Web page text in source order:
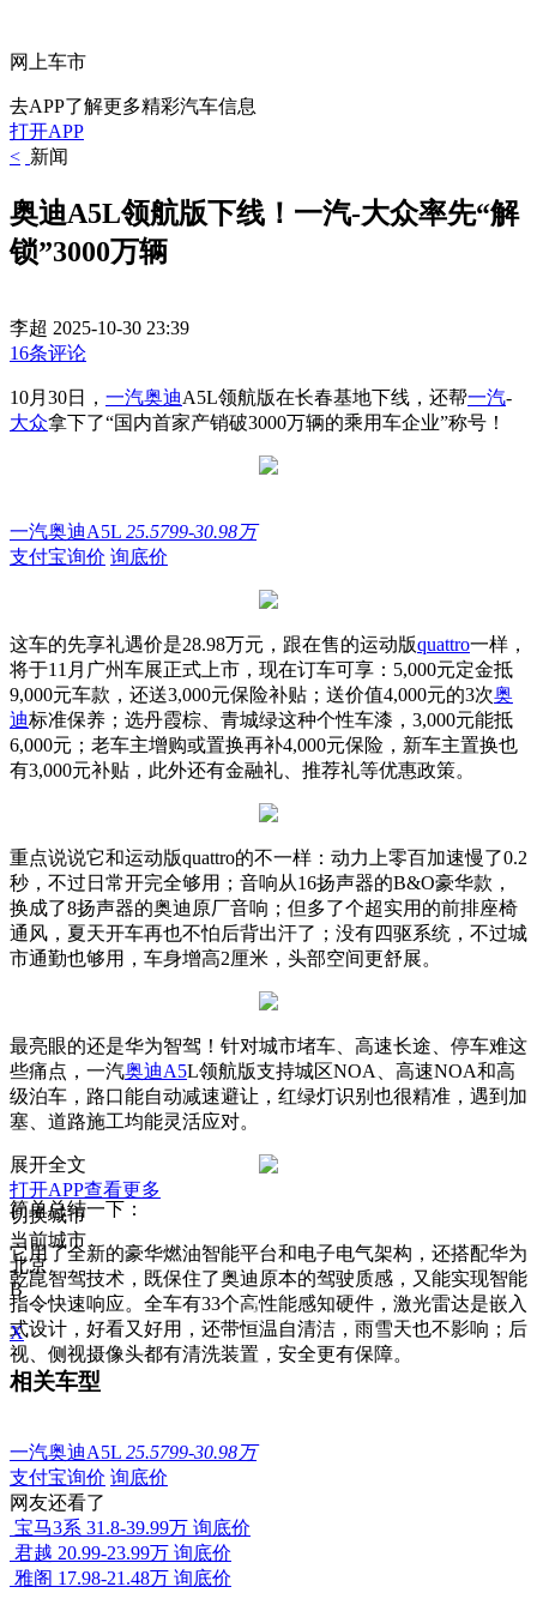
网上车市
去APP了解更多精彩汽车信息
打开APP
< 新闻
奥迪A5L领航版下线！一汽-大众率先“解
锁”3000万辆
李超 2025-10-30 23:39
16条评论
10月30日， 一汽奥迪A5L领航版在长春基地下线，还帮一汽-
大众拿下了“国内首家产销破3000万辆的乘用车企业”称号！
一汽奥迪A5L 25.5799-30.98万
支付宝询价 询底价
这车的先享礼遇价是28.98万元，跟在售的运动版quattro一样，
将于11月广州车展正式上市，现在订车可享： 5,000元定金抵
9,000元车款，还送3,000元保险补贴；送价值4,000元的3次奥
迪标准保养；选丹霞棕、青城绿这种个性车漆，3,000元能抵
6,000元；老车主增购或置换再补4,000元保险，新车主置换也
有3,000元补贴，此外还有金融礼、推荐礼等优惠政策。
重点说说它和运动版quattro的不一样：动力上零百加速慢了0.2
秒，不过日常开完全够用；音响从16扬声器的B&O豪华款，
换成了8扬声器的奥迪原厂音响；但多了个超实用的前排座椅
通风，夏天开车再也不怕后背出汗了；没有四驱系统，不过城
市通勤也够用，车身增高2厘米，头部空间更舒展。
最亮眼的还是华为智驾！针对城市堵车、高速长途、停车难这
些痛点，一汽奥迪A5L领航版支持城区NOA、高速NOA和高
级泊车，路口能自动减速避让，红绿灯识别也很精准，遇到加
塞、道路施工均能灵活应对。
简单总结一下：
它用了全新的豪华燃油智能平台和电子电气架构，还搭配华为
乾崑智驾技术，既保住了奥迪原本的驾驶质感，又能实现智能
指令快速响应。全车有33个高性能感知硬件，激光雷达是嵌入
式设计，好看又好用，还带恒温自清洁，雨雪天也不影响；后
视、侧视摄像头都有清洗装置，安全更有保障。
展开全文
打开APP查看更多
切换城市
当前城市
北京
B
X
相关车型
一汽奥迪A5L 25.5799-30.98万
支付宝询价 询底价
网友还看了
宝马3系 31.8-39.99万 询底价
君越 20.99-23.99万 询底价
雅阁 17.98-21.48万 询底价